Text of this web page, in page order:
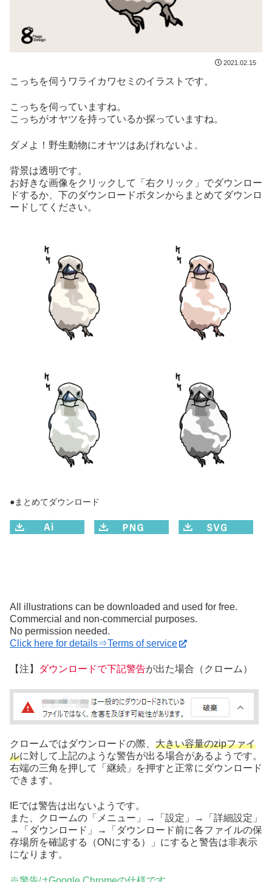
2021.02.15
こっちを伺うワライカワセミのイラストです。
こっちを伺っていますね。
こっちがオヤツを持っているか探っていますね。
ダメよ！野生動物にオヤツはあげれないよ 。
背景は透明です。
お好きな画像をクリックして「右クリック」でダウンロー
ドするか、下のダウンロードボタンからまとめてダウンロ
ードしてください。
●まとめてダウンロード
All illustrations can be downloaded and used for free.
Commercial and non-commercial purposes.
No permission needed.
Click here for details⇒Terms of service
【注】 ダウンロードで下記警告が出た場合（クローム）
クロームではダウンロードの際、 大きい容量のzipファイ
ルに対して上記のような警告が出る場合があるようです。
右端の三角を押して「継続」を押すと正常にダウンロード
できます。
IEでは警告は出ないようです。
また、クロームの「メニュー」→「設定」→「詳細設定」
→「ダウンロード」→「ダウンロード前に各ファイルの保
存場所を確認する（ONにする）」にすると警告は非表示
になります。